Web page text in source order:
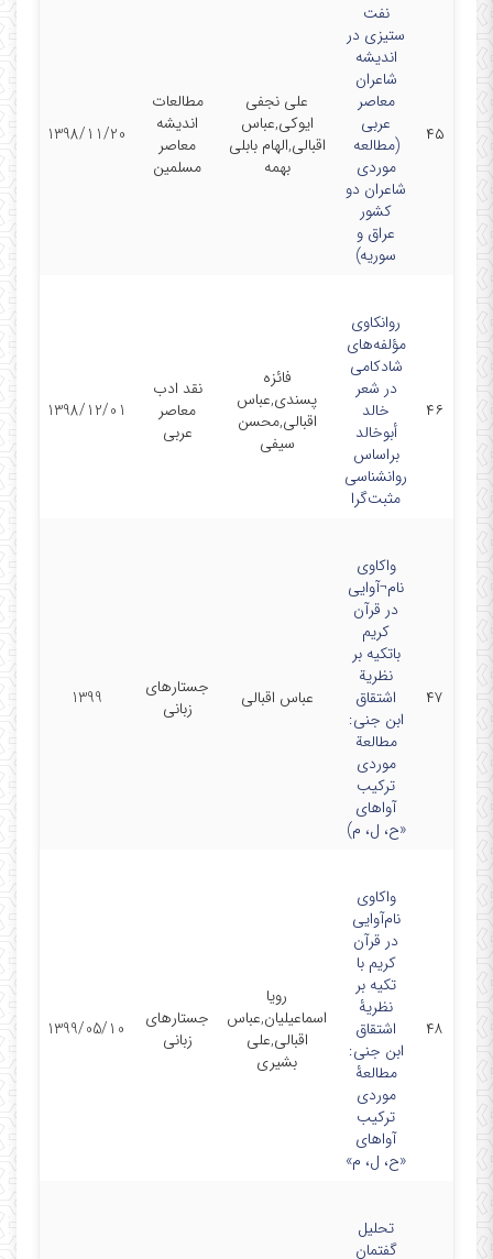
۴۵
نفت
ستیزی در
اندیشه
شاعران
معاصر
عربی
(مطالعه
موردی
شاعران دو
کشور
عراق و
سوریه)
علی نجفی
ایوکی,عباس
اقبالی,الهام بابلی
بهمه
مطالعات
اندیشه
معاصر
مسلمین
1398/11/20
۴۶
روانکاوی
مؤلفه‌های
شادکامی
در شعر
خالد
أبوخالد
براساس
روانشناسی
مثبت‌گرا
فائزه
پسندی,عباس
اقبالی,محسن
سیفی
نقد ادب
معاصر
عربی
1398/12/01
۴۷
واکاوی
نام¬آوایی
در قرآن
کریم
باتکیه بر
نظریة
اشتقاق
ابن جنی:
مطالعة
موردی
ترکیب
‏آواهای
«ح، ل، م)
عباس اقبالی
جستارهای
زبانی
1399
۴۸
واکاوی
نام‌آوایی
در قرآن
کریم با
تکیه بر
نظریۀ
اشتقاق
ابن جنی:
مطالعۀ
موردی
ترکیب
آواهای
«ح، ل، م»
رویا
اسماعیلیان,عباس
اقبالی,علی
بشیری
جستارهای
زبانی
1399/05/10
تحلیل
گفتمان